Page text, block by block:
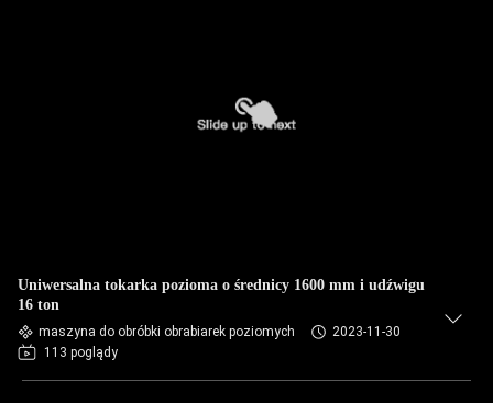
Uniwersalna tokarka pozioma o średnicy 1600 mm i udźwigu
16 ton
maszyna do obróbki obrabiarek poziomych
2023-11-30
113 poglądy